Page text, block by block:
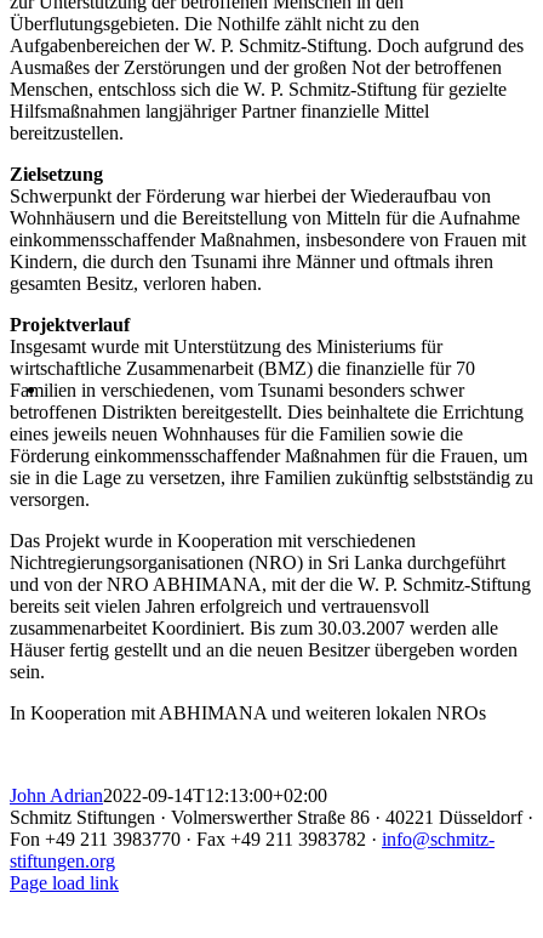
Überflutungsgebieten. Die Nothilfe zählt nicht zu den
Aufgabenbereichen der W. P. Schmitz-Stiftung. Doch aufgrund des
Ausmaßes der Zerstörungen und der großen Not der betroffenen
Menschen, entschloss sich die W. P. Schmitz-Stiftung für gezielte
Hilfsmaßnahmen langjähriger Partner finanzielle Mittel
bereitzustellen.
Zielsetzung
Schwerpunkt der Förderung war hierbei der Wiederaufbau von
Wohnhäusern und die Bereitstellung von Mitteln für die Aufnahme
einkommensschaffender Maßnahmen, insbesondere von Frauen mit
Kindern, die durch den Tsunami ihre Männer und oftmals ihren
gesamten Besitz, verloren haben.
Projektverlauf
Insgesamt wurde mit Unterstützung des Ministeriums für
wirtschaftliche Zusammenarbeit (BMZ) die finanzielle für 70
Familien in verschiedenen, vom Tsunami besonders schwer
betroffenen Distrikten bereitgestellt. Dies beinhaltete die Errichtung
eines jeweils neuen Wohnhauses für die Familien sowie die
Förderung einkommensschaffender Maßnahmen für die Frauen, um
sie in die Lage zu versetzen, ihre Familien zukünftig selbstständig zu
versorgen.
Das Projekt wurde in Kooperation mit verschiedenen
Nichtregierungsorganisationen (NRO) in Sri Lanka durchgeführt
und von der NRO ABHIMANA, mit der die W. P. Schmitz-Stiftung
bereits seit vielen Jahren erfolgreich und vertrauensvoll
zusammenarbeitet Koordiniert. Bis zum 30.03.2007 werden alle
Häuser fertig gestellt und an die neuen Besitzer übergeben worden
sein.
In Kooperation mit ABHIMANA und weiteren lokalen NROs
John Adrian2022-09-14T12:13:00+02:00
Schmitz Stiftungen · Volmerswerther Straße 86 · 40221 Düsseldorf ·
Fon +49 211 3983770 · Fax +49 211 3983782 · info@schmitz-
stiftungen.org
Page load link